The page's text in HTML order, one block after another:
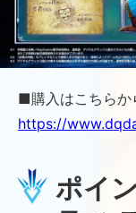
■購入はこちらか
https://
ポイ